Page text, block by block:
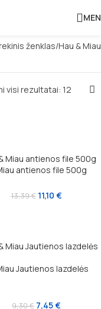
ženklas Hau & Miau
visi rezultatai: 12
antienos file 500g
13,39€ 11,10 €
Jautienos lazdelės
9,30€ 7,45€